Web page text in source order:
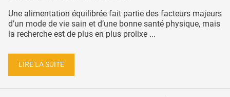
Une alimentation équilibrée fait partie des facteurs majeurs
d’un mode de vie sain et d’une bonne santé physique, mais
la recherche est de plus en plus prolixe ...
LIRE LA SUITE